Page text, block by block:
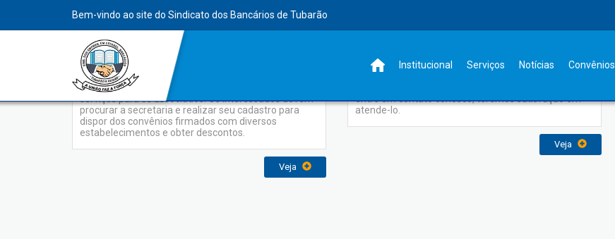
Bem-vindo ao site do Sindicato dos Bancários de Tubarão
Institucional Serviços Notícias Convênios
Convênios
O Sindicato dos bancários oferece uma série de
serviços para os associados. Os interessados devem
procurar a secretaria e realizar seu cadastro para
dispor dos convênios firmados com diversos
estabelecimentos e obter descontos.
Veja
Contato
entre em contato conosco, teremos satisfação em
atende-lo.
Veja